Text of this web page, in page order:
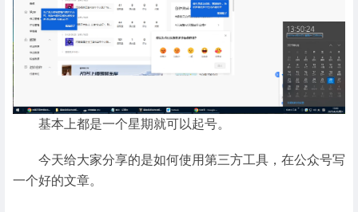
基本上都是一个星期就可以起号。
今天给大家分享的是如何使用第三方工具，在公众号写
一个好的文章。